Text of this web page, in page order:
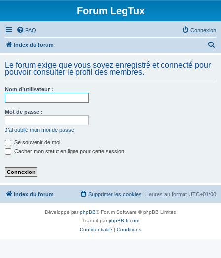
Forum LegTux
FAQ Connexion
Index du forum
h
Le forum exige que vous soyez enregistré et connecté pour
pouvoir consulter le profil des membres.
Nom d’utilisateur :
Mot de passe :
J’ai oublié mon mot de passe
Se souvenir de moi
Cacher mon statut en ligne pour cette session
Index du forum Heures au format UTC+01:00
Supprimer les cookies
Développé parphpBB® Forum Software © phpBB Limited
Traduit parphpBB-fr.com
Confidentialité | Conditions